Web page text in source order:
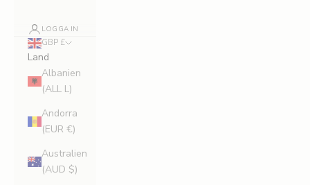
LOGGA IN
GBP £
Land
Albanien
(ALL L)
Andorra
(EUR €)
Australien
(AUD $)